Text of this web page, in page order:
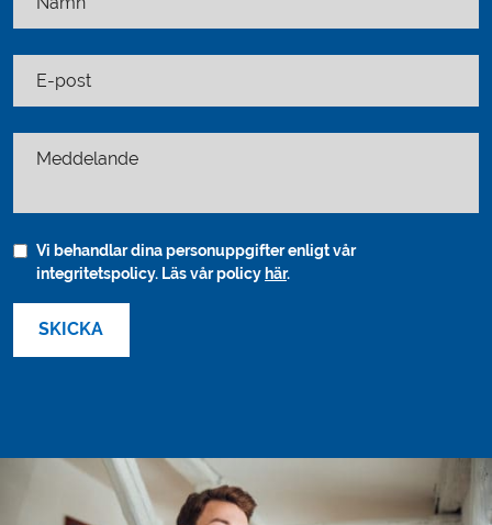
Namn
E-post
Vi behandlar dina personuppgifter enligt vår
integritetspolicy. Läs vår policyhär.